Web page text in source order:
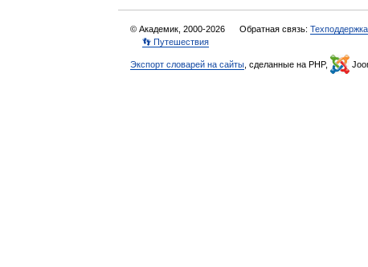
© Академик, 2000-2026 Обратная связь: Техподдержка
👣 Путешествия
Экспорт словарей на сайты , сделанные на PHP,